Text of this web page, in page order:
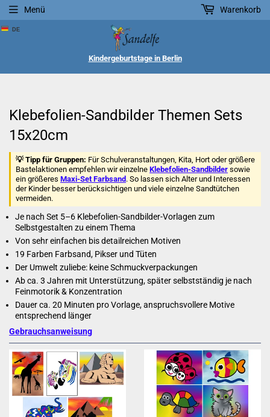
Kindergeburtstage in Berlin
Menü Warenkorb
Klebefolien-Sandbilder Themen Sets
15x20cm
💡 Tipp für Gruppen: Für Schulveranstaltungen, Kita, Hort oder größere
Bastelaktionen empfehlen wir einzelne Klebefolien-Sandbilder sowie
ein größeres Maxi-Set Farbsand . So lassen sich Alter und Interessen
der Kinder besser berücksichtigen und viele einzelne Sandtütchen
vermeiden.
Je nach Set 5–6 Klebefolien-Sandbilder-Vorlagen zum
Selbstgestalten zu einem Thema
Von sehr einfachen bis detailreichen Motiven
19 Farben Farbsand, Pikser und Tüten
Der Umwelt zuliebe: keine Schmuckverpackungen
Ab ca. 3 Jahren mit Unterstützung, später selbstständig je nach
Feinmotorik & Konzentration
Dauer ca. 20 Minuten pro Vorlage, anspruchsvollere Motive
entsprechend länger
Gebrauchsanweisung
DE